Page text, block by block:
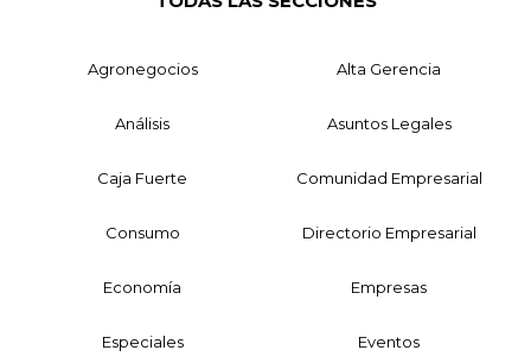
Agronegocios Alta Gerencia
Análisis Asuntos Legales
Caja Fuerte Comunidad Empresarial
Consumo Directorio Empresarial
Economía Empresas
Especiales Eventos